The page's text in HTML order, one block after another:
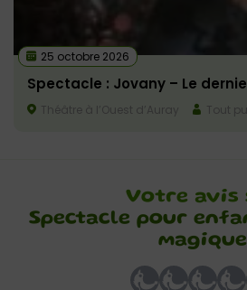
25 octobre 2026
Spectacle : Jovany – Le
Théâtre à l’Ouest d’Auray Tout
Votre avis
Spectacle pour
magique